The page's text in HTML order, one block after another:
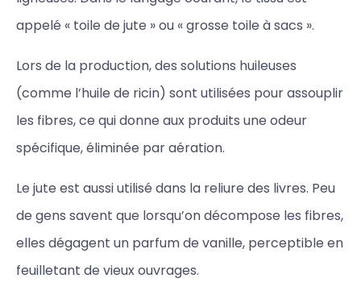
appelé « toile de jute » ou « grosse toile à sacs ».
Lors de la production, des solutions huileuses
(comme l’huile de ricin) sont utilisées pour assouplir
les fibres, ce qui donne aux produits une odeur
spécifique, éliminée par aération.
Le jute est aussi utilisé dans la reliure des livres. Peu
de gens savent que lorsqu’on décompose les fibres,
elles dégagent un parfum de vanille, perceptible en
feuilletant de vieux ouvrages.